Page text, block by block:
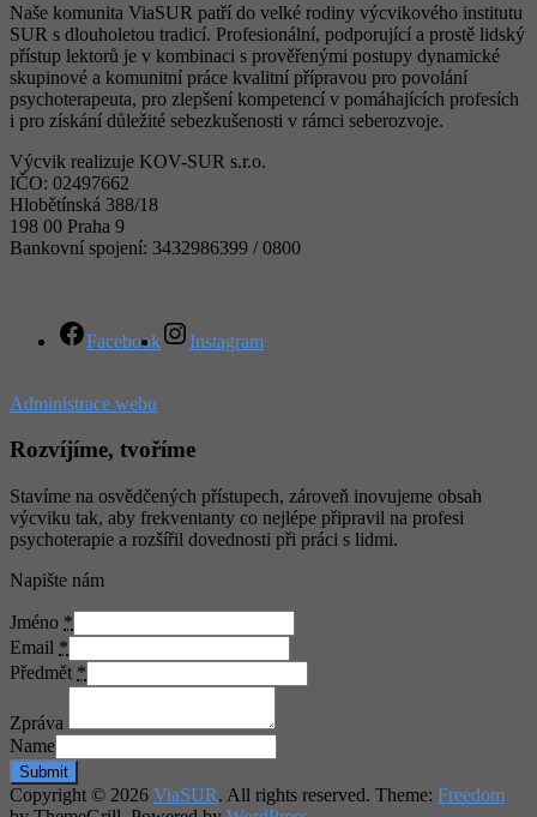
Naše komunita ViaSUR patří do velké rodiny výcvikového institutu
SUR s dlouholetou tradicí. Profesionální, podporující a prostě lidský
přístup lektorů je v kombinaci s prověřenými postupy dynamické
skupinové a komunitní práce kvalitní přípravou pro povolání
psychoterapeuta, pro zlepšení kompetencí v pomáhajících profesích
i pro získání důležité sebezkušenosti v rámci seberozvoje.
Výcvik realizuje KOV-SUR s.r.o.
IČO: 02497662
Hlobětínská 388/18
198 00 Praha 9
Bankovní spojení: 3432986399 / 0800
Facebook Instagram
Administrace webu
Rozvíjíme, tvoříme
Stavíme na osvědčených přístupech, zároveň inovujeme obsah
výcviku tak, aby frekventanty co nejlépe připravil na profesi
psychoterapie a rozšířil dovednosti při práci s lidmi.
Napište nám
Jméno *
Email *
Předmět *
Zpráva
Name
Submit
Copyright © 2026 ViaSUR. All rights reserved. Theme: Freedom